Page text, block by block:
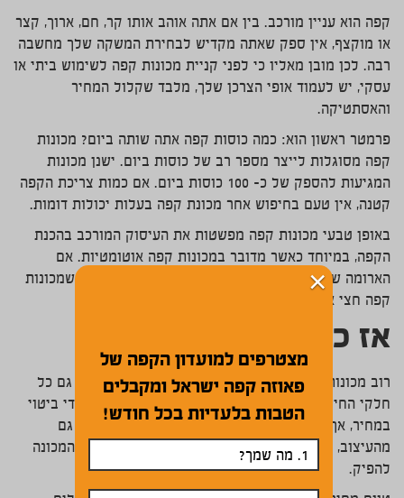
קפה הוא עניין מורכב. בין אם אתה אוהב אותו קר, חם, ארוך, קצר
או מוקצף, אין ספק שאתה מקדיש לבחירת המשקה שלך מחשבה
רבה. לכן מובן מאליו כי לפני קניית מכונות קפה לשימוש ביתי או
עסקי, יש לעמוד אופי הצרכן שלך, מלבד שקלול המחיר
והאסתטיקה.
פרמטר ראשון הוא: כמה כוסות קפה אתה שותה ביום? מכונות
קפה מסוגלות לייצר מספר רב של כוסות ביום. ישנן מכונות
המגיעות להספק של כ- 100 כוסות ביום. אם כמות צריכת הקפה
קטנה, אין טעם בחיפוש אחר מכונת קפה בעלות יכולות דומות.
באופן טבעי מכונות קפה מפשטות את העיסוק המורכב בהכנת
הקפה, במיוחד כאשר מדובר במכונות קפה אוטומטיות. אם
הארומה שלאחר טחינת הקפה חשובה לך, סביר להניח שמכונות
קפה חצי אוטומטיות מתאימות לך יותר.
אז כמה זה עולה לי?
רוב מכונות הקפה הנמכרות בארץ מיובאות מחו"ל, כמו גם כל
חלקי החילוף, במידה והן מתקלקלות. זהו נתון שבא לידי ביטוי
במחיר, אך גם באיכות המוצר. המחיר מושפע בין היתר גם
מהעיצוב, משם המותג וממספר כוסות הקפה שביכולת המכונה
להפיק.
מצטרפים למועדון הקפה של
פאוזה קפה ישראל ומקבלים
הטבות בלעדיות בכל חודש!
×